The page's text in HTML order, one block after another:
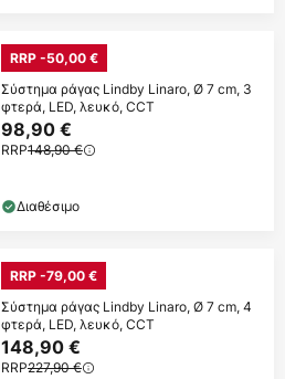
RRP -50,00 €
Σύστημα ράγας Lindby Linaro, Ø 7 cm, 3
φτερά, LED, λευκό, CCT
98,90 €
RRP148,90 €
Διαθέσιμο
RRP -79,00 €
Σύστημα ράγας Lindby Linaro, Ø 7 cm, 4
φτερά, LED, λευκό, CCT
148,90 €
RRP227,90 €